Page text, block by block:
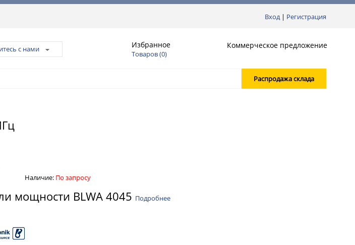
Вход| Регистрация
с нами Избранное
Товаров (0)
Коммерческое предложение
Распродажа склада
Наличие: По запросу
мощности BLWA 4045 Подробнее